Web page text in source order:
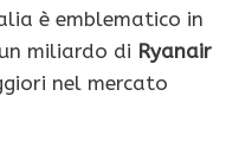
è emblematico in
miliardo di Ryanair
nel mercato